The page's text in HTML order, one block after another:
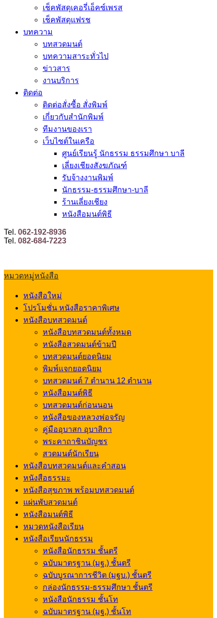
เช็คพัสดุเคอรี่เอ็คซ์เพรส
เช็คพัสดุแฟรช
บทความ
บทสวดมนต์
บทความสาระทั่วไป
ข่าวสาร
งานบริการ
ติดต่อ
ติดต่อสั่งซื้อ สั่งพิมพ์
เกี่ยวกับสำนักพิมพ์
ทีมงานของเรา
เว็บไซต์ในเครือ
ศูนย์เรียนรู้ นักธรรม ธรรมศึกษา บาลี
เลี่ยงเชียงสังฆภัณฑ์
รับจ้างงานพิมพ์
นักธรรม-ธรรมศึกษา-บาลี
ร้านเลี่ยงเชียง
หนังสือมนต์พิธี
Tel. 062-192-8936
Tel. 082-684-7223
หมวดหมู่หนังสือ
หนังสือใหม่
โปรโมชั่น หนังสือราคาพิเศษ
หนังสือบทสวดมนต์
หนังสือบทสวดมนต์ทั้งหมด
หนังสือสวดมนต์ข้ามปี
บทสวดมนต์ยอดนิยม
พิมพ์แจกยอดนิยม
บทสวดมนต์ 7 ตำนาน 12 ตำนาน
หนังสือมนต์พิธี
บทสวดมนต์ก่อนนอน
หนังสือของหลวงพ่อจรัญ
คู่มืออุบาสก อุบาสิกา
พระคาถาชินบัญชร
สวดมนต์นักเรียน
หนังสือบทสวดมนต์และคำสอน
หนังสือธรรมะ
หนังสือสุขภาพ พร้อมบทสวดมนต์
แผ่นพับสวดมนต์
หนังสือมนต์พิธี
หมวดหนังสือเรียน
หนังสือเรียนนักธรรม
หนังสือนักธรรม ชั้นตรี
ฉบับมาตรฐาน (มฐ.) ชั้นตรี
ฉบับบูรณาการชีวิต (มฐบ.) ชั้นตรี
กล่องนักธรรม-ธรรมศึกษา ชั้นตรี
หนังสือนักธรรม ชั้นโท
ฉบับมาตรฐาน (มฐ.) ชั้นโท